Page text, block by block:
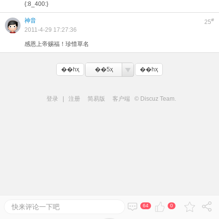
{:8_400:}
25#
神音
2011-4-29 17:27:36
感恩上帝赐福！珍惜草名
��һҳ ��5ҳ ��һҳ
0
64
快来评论一下吧
登录 注册 简易版 客户端 © Discuz Team.